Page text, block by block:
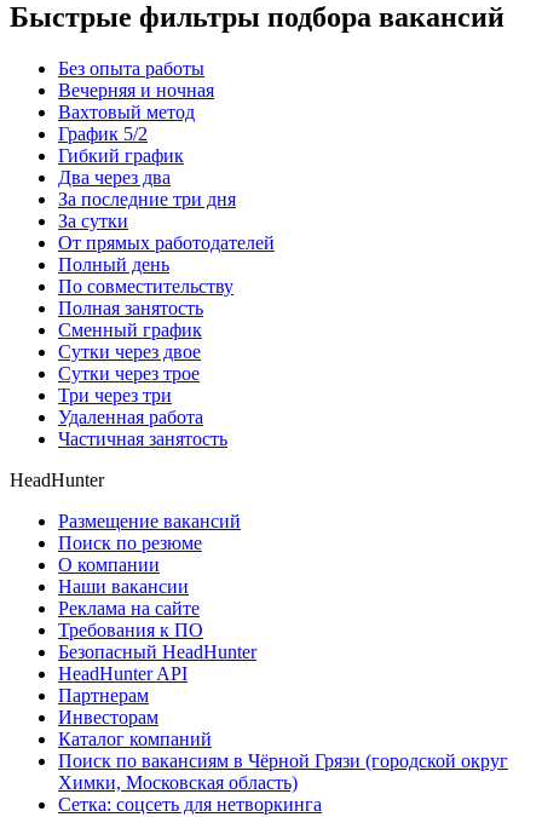
Быстрые фильтры подбора вакансий
Без опыта работы
Вечерняя и ночная
Вахтовый метод
График 5/2
Гибкий график
Два через два
За последние три дня
За сутки
От прямых работодателей
Полный день
По совместительству
Полная занятость
Сменный график
Сутки через двое
Сутки через трое
Три через три
Удаленная работа
Частичная занятость
HeadHunter
Размещение вакансий
Поиск по резюме
О компании
Наши вакансии
Реклама на сайте
Требования к ПО
Безопасный HeadHunter
HeadHunter API
Партнерам
Инвесторам
Каталог компаний
Поиск по вакансиям в Чёрной Грязи (городской округ
Химки, Московская область)
Сетка: соцсеть для нетворкинга